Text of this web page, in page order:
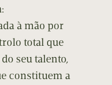
à mão por
total que
seu talento,
constituem a